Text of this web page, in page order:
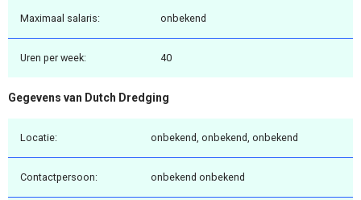
Maximaal salaris: onbekend
Uren per week: 40
Gegevens van Dutch Dredging
Locatie: onbekend, onbekend, onbekend
Contactpersoon: onbekend onbekend